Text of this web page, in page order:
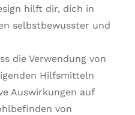
hilft dir, dich in
selbstbewusster und
die Verwendung von
Hilfsmitteln
Auswirkungen auf
von